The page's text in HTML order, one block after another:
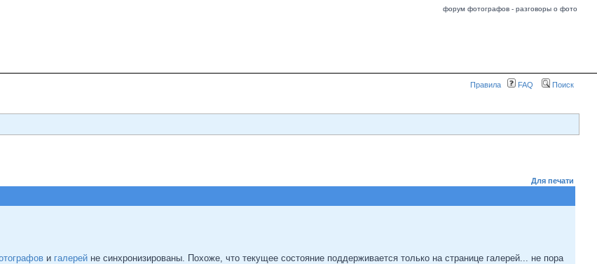
форум фотографов - разговоры о фото
Правила FAQ Поиск
Для печати
и галерей не синхронизированы. Похоже, что текущее состояние поддерживается только на странице галерей... не пора